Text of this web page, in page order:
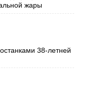
жары
38-летней